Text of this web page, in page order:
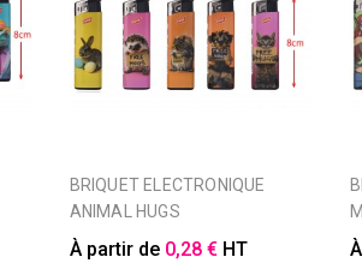
BRIQUET ELECTRONIQUE
ANIMAL HUGS
À partir de 0,28 € HT
BRIQUET ELECTRONIQUE